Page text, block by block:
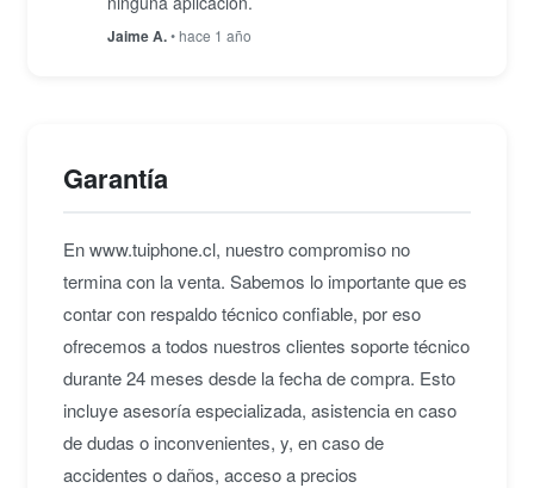
inalámbrica. Además, el teclado retroiluminado y el
Jaime A.• hace 1 año
Garantía
En www.tuiphone.cl, nuestro compromiso no
termina con la venta. Sabemos lo importante que es
contar con respaldo técnico confiable, por eso
ofrecemos a todos nuestros clientes soporte técnico
durante 24 meses desde la fecha de compra. Esto
incluye asesoría especializada, asistencia en caso
de dudas o inconvenientes, y, en caso de
accidentes o daños, acceso a precios